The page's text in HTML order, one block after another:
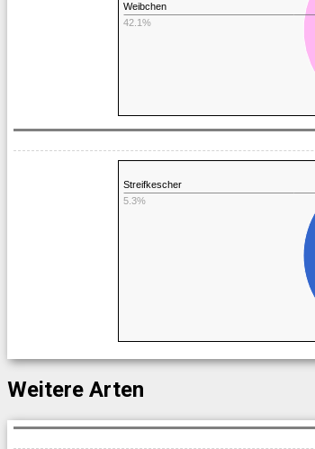
Weibchen
42.1%
Streifkescher
5.3%
Weitere Arten